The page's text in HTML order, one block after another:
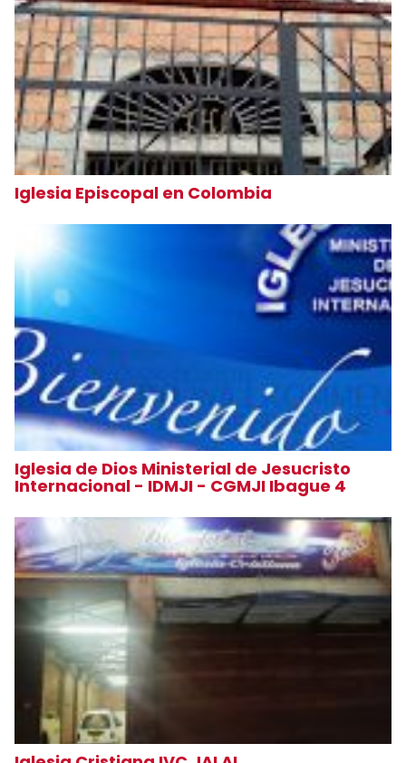
Iglesia Episcopal en Colombia
Iglesia de Dios Ministerial de Jesucristo
Internacional - IDMJI - CGMJI Ibague 4